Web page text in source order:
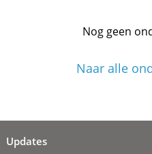
Nog geen
Naar alle
Updates